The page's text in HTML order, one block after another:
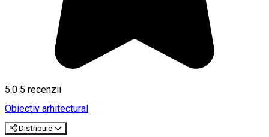
5.0 5 recenzii
Obiectiv arhitectural
Distribuie